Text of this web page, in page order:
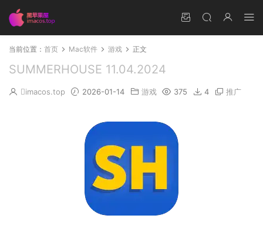
当前位置： 首页 Mac软件 游戏 正文
SUMMERHOUSE 11.04.2024
imacos.top 2026-01-14 游戏 375 4 推广